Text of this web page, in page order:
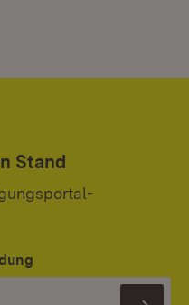
Stand